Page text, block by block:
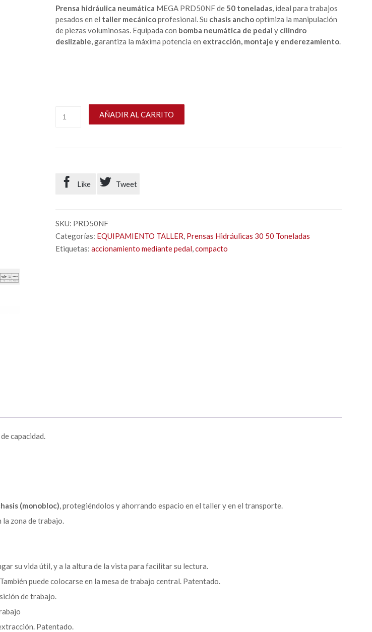
Prensa hidráulica neumática MEGA PRD50NF de 50 toneladas, ideal para trabajos
pesados en el taller mecánicoprofesional. Su chasis anchooptimiza la manipulación
de piezas voluminosas. Equipada con bomba neumática de pedal y cilindro
deslizable, garantiza la máxima potencia en extracción, montaje y enderezamiento.
AÑADIR AL CARRITO
 Like  Tweet
SKU: PRD50NF
Categorías: EQUIPAMIENTO TALLER, Prensas Hidráulicas 30 50 Toneladas
Etiquetas:accionamiento mediante pedal,compacto
de capacidad.
(monobloc), protegiéndolos y ahorrando espacio en el taller y en el transporte.
zona de trabajo.
su vida útil, y a la altura de la vista para facilitar su lectura.
puede colocarse en la mesa de trabajo central. Patentado.
de trabajo.
Patentado.